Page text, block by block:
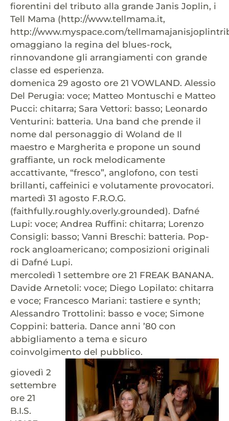
fiorentini del tributo alla grande Janis Joplin, i
Tell Mama (http://www.tellmama.it,
http://www.myspace.com/
omaggiano la regina del blues-rock,
rinnovandone gli arrangiamenti con grande
classe ed esperienza.
domenica 29 agosto ore 21 VOWLAND. Alessio
Del Perugia: voce; Matteo Montuschi e Matteo
Pucci: chitarra; Sara Vettori: basso; Leonardo
Venturini: batteria. Una band che prende il
nome dal personaggio di Woland de Il
maestro e Margherita e propone un sound
graffiante, un rock melodicamente
accattivante, “fresco”, anglofono, con testi
brillanti, caffeinici e volutamente provocatori.
martedì 31 agosto F.R.O.G.
(faithfully.roughly.overly.grounded). Dafné
Lupi: voce; Andrea Ruffini: chitarra; Lorenzo
Consigli: basso; Vanni Breschi: batteria. Pop-
rock angloamericano; composizioni originali
di Dafné Lupi.
mercoledì 1 settembre ore 21 FREAK BANANA.
Davide Arnetoli: voce; Diego Lopilato: chitarra
e voce; Francesco Mariani: tastiere e synth;
Alessandro Trottolini: basso e voce; Simone
Coppini: batteria. Dance anni ’80 con
abbigliamento a tema e sicuro
coinvolgimento del pubblico.
giovedì 2
settembre
ore 21
B.I.S.